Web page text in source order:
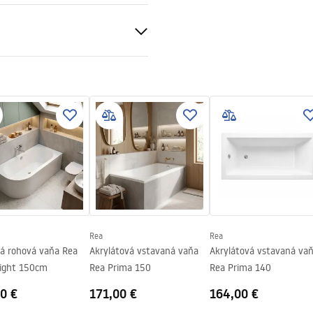
rohová vaňa Rea
150cm
€
Rea
Akrylátová vstavaná vaňa
Rea Prima 150
171,00 €
Rea
Akrylátová vstavaná
Rea Prima 140
164,00 €